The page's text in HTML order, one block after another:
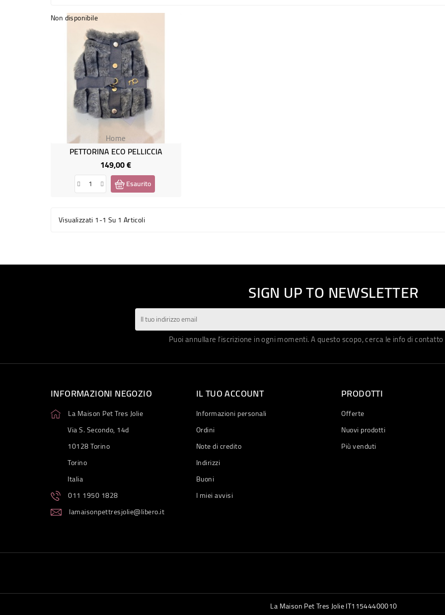
Non disponibile
Home
PETTORINA ECO PELLICCIA
149,00 €Prezzo
Esaurito
Visualizzati 1-1 Su 1 Articoli
SIGN UP TO NEWSLETTER
Puoi annullare l'iscrizione in ogni momenti. A questo scopo, cerca le info di
INFORMAZIONI NEGOZIO
La Maison Pet Tres Jolie
Via S. Secondo, 14d
10128 Torino
Torino
Italia
011 1950 1828
lamaisonpettresjolie@libero.it
IL TUO ACCOUNT
Informazioni personali
Ordini
Note di credito
Indirizzi
Buoni
I miei avvisi
PRODOTTI
Offerte
Nuovi prodotti
Più venduti
La Maison Pet Tres Jolie IT11544400010